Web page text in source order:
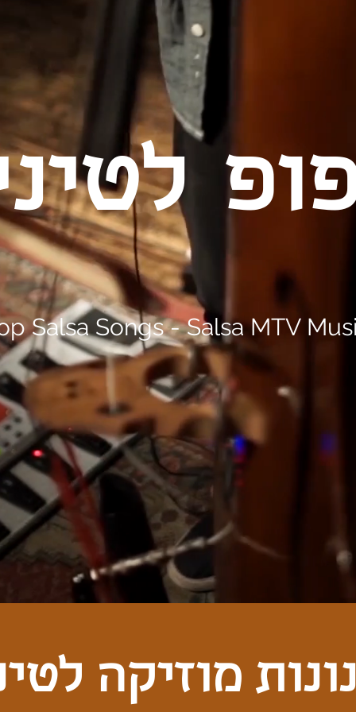
Salsa Songs - Salsa MTV
מוזיקה